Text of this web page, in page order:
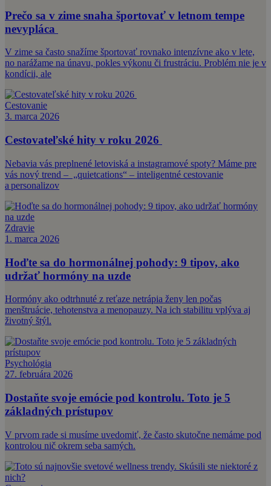
Prečo sa v zime snaha športovať v letnom tempe
nevypláca
V zime sa často snažíme športovať rovnako intenzívne ako v lete,
no narážame na únavu, pokles výkonu či frustráciu. Problém nie je v
kondícii, ale
Cestovanie
3. marca 2026
Cestovateľské hity v roku 2026
Nebavia vás preplnené letoviská a instagramové spoty? Máme pre
vás nový trend – „quietcations“ – inteligentné cestovanie
a personalizov
Zdravie
1. marca 2026
Hoďte sa do hormonálnej pohody: 9 tipov, ako
udržať hormóny na uzde
Hormóny ako odtrhnuté z reťaze netrápia ženy len počas
menštruácie, tehotenstva a menopauzy. Na ich stabilitu vplýva aj
životný štýl.
Psychológia
27. februára 2026
Dostaňte svoje emócie pod kontrolu. Toto je 5
základných prístupov
V prvom rade si musíme uvedomiť, že často skutočne nemáme pod
kontrolou nič okrem seba samých.